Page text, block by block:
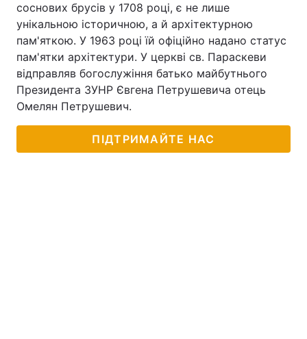
соснових брусів у 1708 році, є не лише
унікальною історичною, а й архітектурною
пам'яткою. У 1963 році їй офіційно надано статус
пам'ятки архітектури. У церкві св. Параскеви
відправляв богослужіння батько майбутнього
Президента ЗУНР Євгена Петрушевича отець
Омелян Петрушевич.
ПІДТРИМАЙТЕ НАС